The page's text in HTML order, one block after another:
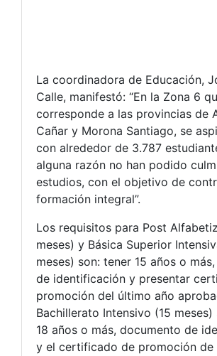
La coordinadora de Educación,
Calle, manifestó: “En la Zona 6
corresponde a las provincias de
Cañar y Morona Santiago, se
con alrededor de 3.787
alguna razón no han podido
estudios, con el objetivo de
formación integral”.
Los requisitos para Post
meses) y Básica Superior
meses) son: tener 15 años o
de identificación y presentar
promoción del último año
Bachillerato Intensivo (15 meses)
18 años o más, documento de
y el certificado de promoción de